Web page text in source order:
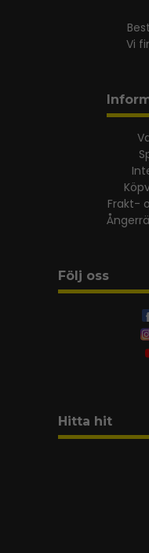
Vi
Frakt-
Följ oss
Hitta hit